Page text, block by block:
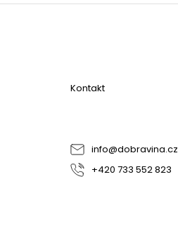
Z
Kontakt
info@dobravina.cz
+420 733 552 823